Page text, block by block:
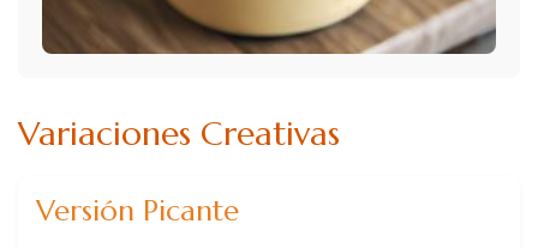
Variaciones Creativas
Versión Picante